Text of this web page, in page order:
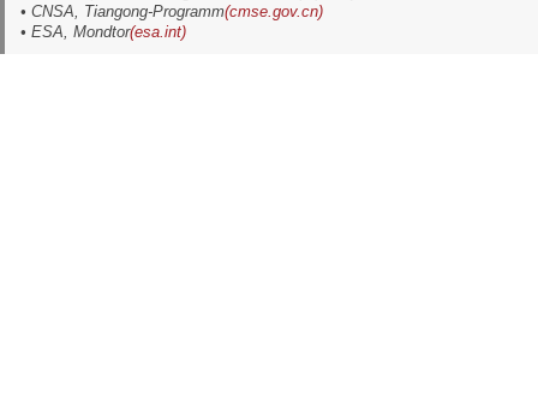
• CNSA, Tiangong-Programm(cmse.gov.cn)
• ESA, Mondtor(esa.int)